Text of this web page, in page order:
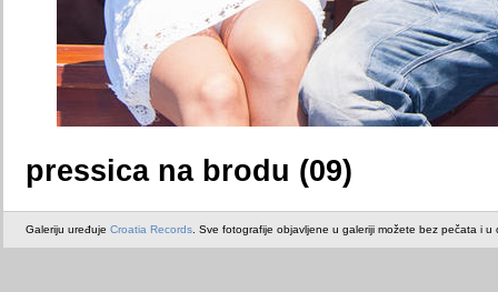
pressica na brodu (09)
Galeriju uređuje Croatia Records . Sve fotografije objavljene u galeriji možete bez pečata i